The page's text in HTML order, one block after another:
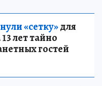
«сетку»для
лет тайно
гостей